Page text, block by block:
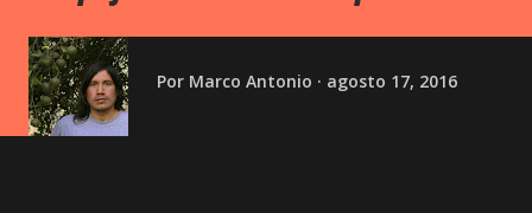
Por Marco Antonio agosto 17, 2016